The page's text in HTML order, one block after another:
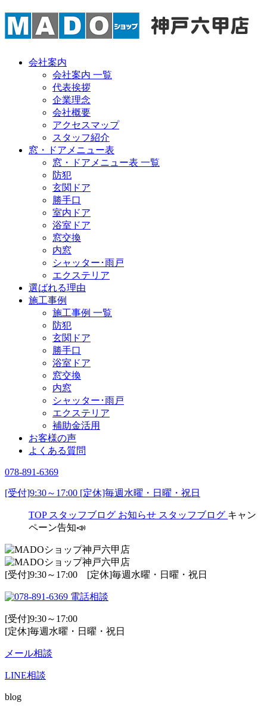
会社案内
会社案内 一覧
代表挨拶
企業理念
会社概要
アクセスマップ
スタッフ紹介
窓・ドアメニュー表
窓・ドアメニュー表 一覧
防犯
玄関ドア
勝手口
室内ドア
浴室ドア
窓交換
内窓
シャッター･雨戸
エクステリア
選ばれる理由
施工事例
施工事例 一覧
防犯
玄関ドア
勝手口
浴室ドア
窓交換
内窓
シャッター･雨戸
エクステリア
補助金活用
お客様の声
よくある質問
078-891-6369
[受付]9:30～17:00 [定休]毎週水曜・日曜・祝日
TOP スタッフブログ お知らせ スタッフブログ キャン
ペーン告知📣
[受付]9:30～17:00 [定休]毎週水曜・日曜・祝日
電話相談
[受付]9:30～17:00
[定休]毎週水曜・日曜・祝日
メール相談
LINE相談
blog